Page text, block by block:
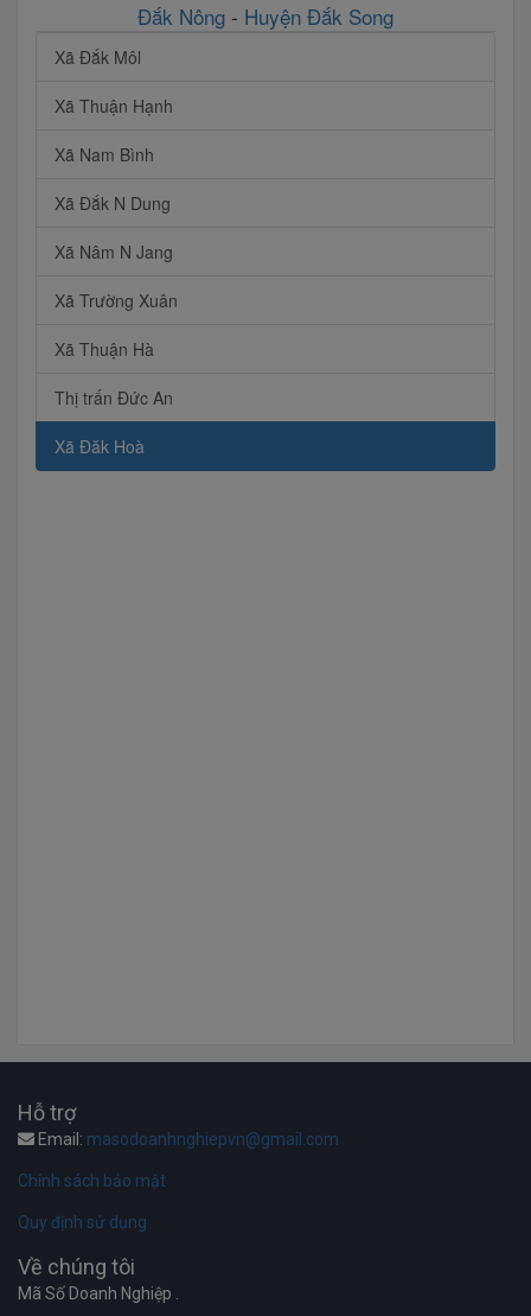
Đắk Nông - Huyện Đắk Song
Xã Đắk Môl
Xã Thuận Hạnh
Xã Nam Bình
Xã Đắk N Dung
Xã Nâm N Jang
Xã Trường Xuân
Xã Thuận Hà
Thị trấn Đức An
Xã Đăk Hoà
Hỗ trợ
Email: masodoanhnghiepvn@gmail.com
Chính sách bảo mật
Quy định sử dụng
Về chúng tôi
Mã Số Doanh Nghiệp .